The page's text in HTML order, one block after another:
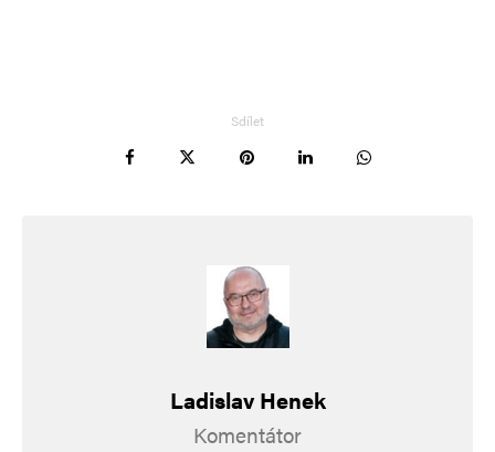
Informujte mě o nových komentářích e-mailem.
Informujte mě o nových příspěvcích e-mailem.
Sdílet
Ladislav Henek
Komentátor